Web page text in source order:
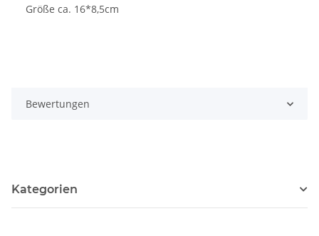
Größe ca. 16*8,5cm
Bewertungen
Kategorien